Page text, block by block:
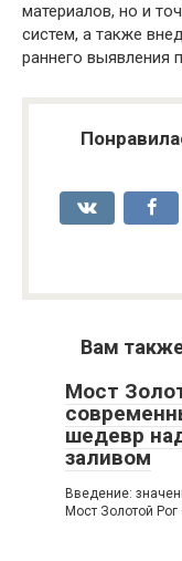
материалов, но и
систем, а также
раннего выявления
Вам
Мост
шедевр
заливом
Введение:
Мост Золотой Рог